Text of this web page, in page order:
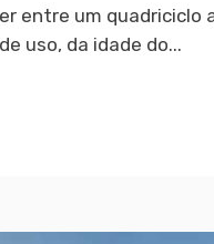
entre um quadriciclo
uso, da idade do...